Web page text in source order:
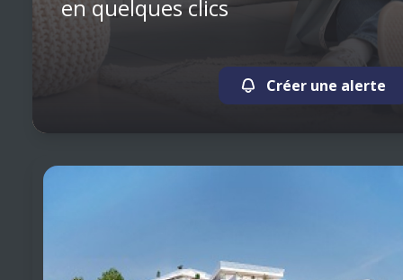
en quelques clics
Créer une alerte